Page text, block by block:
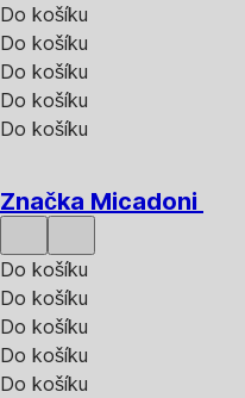
Do košíku
Do košíku
Do košíku
Do košíku
Do košíku
Značka Micadoni
Do košíku
Do košíku
Do košíku
Do košíku
Do košíku